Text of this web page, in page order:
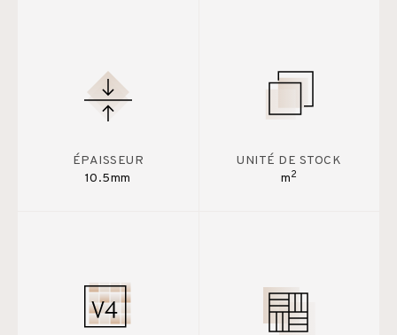
ÉPAISSEUR
10.5mm
UNITÉ DE STOCK
m2